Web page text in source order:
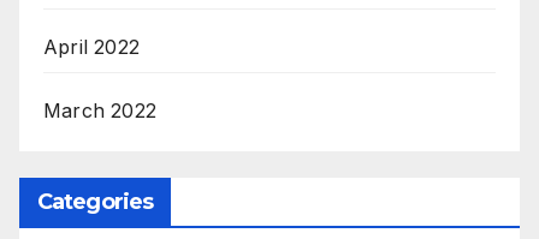
April 2022
March 2022
Categories